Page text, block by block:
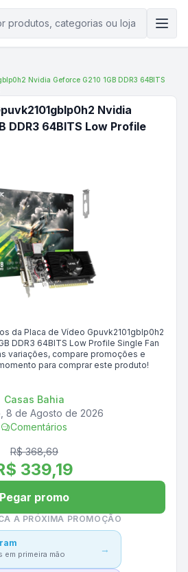
Nvidia Geforce G210 1GB DDR3 64BITS
Nvidia
DDR3 64BITS Low Profile
daPlaca de Vídeo Gpuvk2101gblp0h2
DDR3 64BITS Low Profile Single Fan
variações, compare promoções e
para comprar este produto!
Casas Bahia
8 de Agosto de 2026
Comentários
R$ 368,69
339,19
Pegar promo
A PRÓXIMA PROMOÇÃO
em primeira mão →